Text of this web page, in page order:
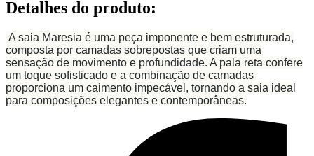
Detalhes do produto:
A saia Maresia é uma peça imponente e bem estruturada,
composta por camadas sobrepostas que criam uma
sensação de movimento e profundidade. A pala reta confere
um toque sofisticado e a combinação de camadas
proporciona um caimento impecável, tornando a saia ideal
para composições elegantes e contemporâneas.